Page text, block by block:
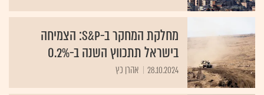
מחלקת המחקר ב-S&P: הצמיחה
בישראל תתכווץ השנה ב-0.2%
28.10.2024 אהרן כץ